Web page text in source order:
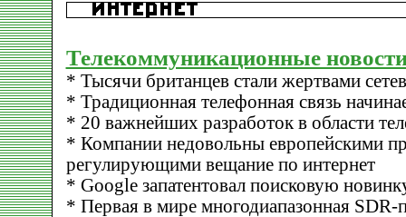
Телекоммуникационные
* Тысячи британцев стали жертвами
* Традиционная телефонная связь
* 20 важнейших разработок в области
* Компании недовольны европейскими
регулирующими вещание по интернет
* Google запатентовал поисковую
* Первая в мире многодиапазонная SDR-